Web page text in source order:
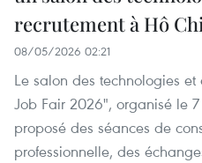
recrutement à Hô
08/05/2026 02:21
Le salon des technologies et
Job Fair 2026", organisé le
proposé des séances de
professionnelle, des